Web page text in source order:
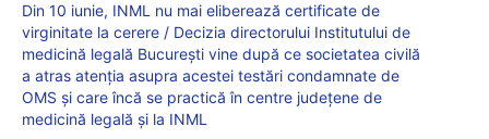
Din 10 iunie, INML nu mai eliberează certificate de
virginitate la cerere / Decizia directorului Institutului de
medicină legală București vine după ce societatea civilă
a atras atenția asupra acestei testări condamnate de
OMS și care încă se practică în centre județene de
medicină legală și la INML